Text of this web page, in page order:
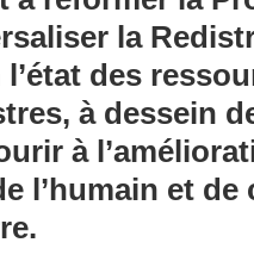
la
des
à dessein
à
l’humain et de